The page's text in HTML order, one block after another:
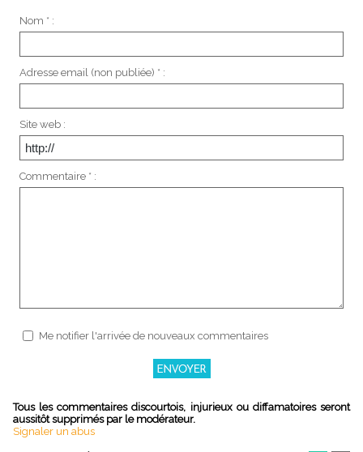
Nom * :
Adresse email (non publiée) * :
Site web :
Commentaire * :
Me notifier l'arrivée de nouveaux commentaires
Tous les commentaires discourtois, injurieux ou diffamatoires seront
aussitôt supprimés par le modérateur.
Signaler un abus